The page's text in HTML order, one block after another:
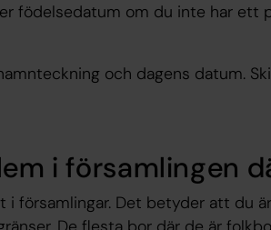
födelsedatum om du inte har ett
och dagens datum.
i församlingen
i församlingar. Det betyder att du